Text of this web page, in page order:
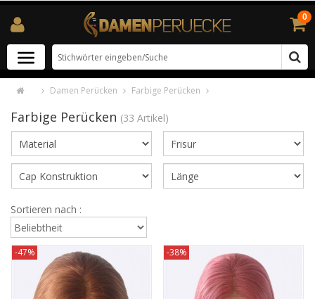
0
Damen Perücken Farbige Perücken
Farbige Perücken (33 Artikel)
Sortieren nach :
-47% -38%